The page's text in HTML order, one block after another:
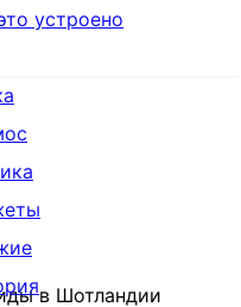
устроено
в Шотландии